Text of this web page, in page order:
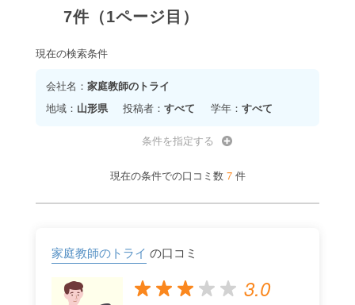
7件（1ページ目）
現在の検索条件
会社名： 家庭教師のトライ
地域： 山形県 投稿者：すべて 学年： すべて
条件を指定する
現在の条件での口コミ数 7件
家庭教師のトライ の口コミ
3.0